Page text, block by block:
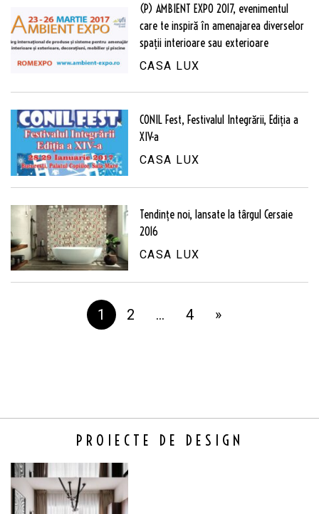
(P) AMBIENT EXPO 2017, evenimentul
care te inspiră în amenajarea diverselor
spații interioare sau exterioare
CASA LUX
CONIL Fest, Festivalul Integrării, Ediția a
XIV-a
CASA LUX
Tendințe noi, lansate la târgul Cersaie
2016
CASA LUX
1 2 … 4 »
PROIECTE DE DESIGN